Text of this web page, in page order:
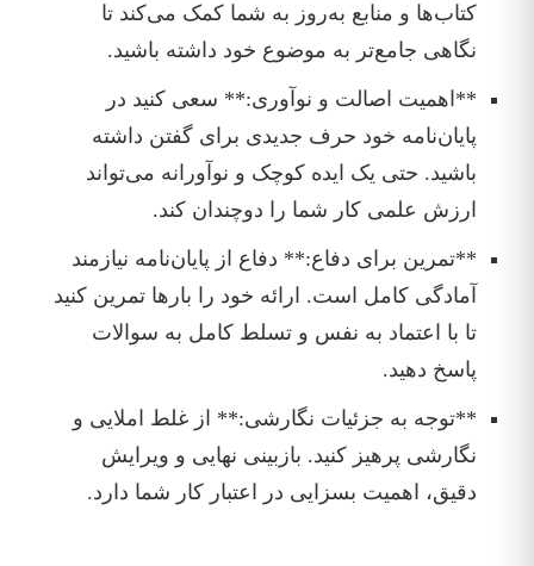
کتاب‌ها و منابع به‌روز به شما کمک می‌کند تا
نگاهی جامع‌تر به موضوع خود داشته باشید.
**اهمیت اصالت و نوآوری:** سعی کنید در
پایان‌نامه خود حرف جدیدی برای گفتن داشته
باشید. حتی یک ایده کوچک و نوآورانه می‌تواند
ارزش علمی کار شما را دوچندان کند.
**تمرین برای دفاع:** دفاع از پایان‌نامه نیازمند
آمادگی کامل است. ارائه خود را بارها تمرین کنید
تا با اعتماد به نفس و تسلط کامل به سوالات
پاسخ دهید.
**توجه به جزئیات نگارشی:** از غلط املایی و
نگارشی پرهیز کنید. بازبینی نهایی و ویرایش
دقیق، اهمیت بسزایی در اعتبار کار شما دارد.